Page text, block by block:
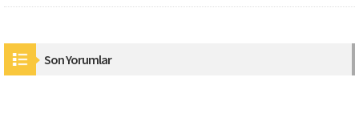
Son Yorumlar